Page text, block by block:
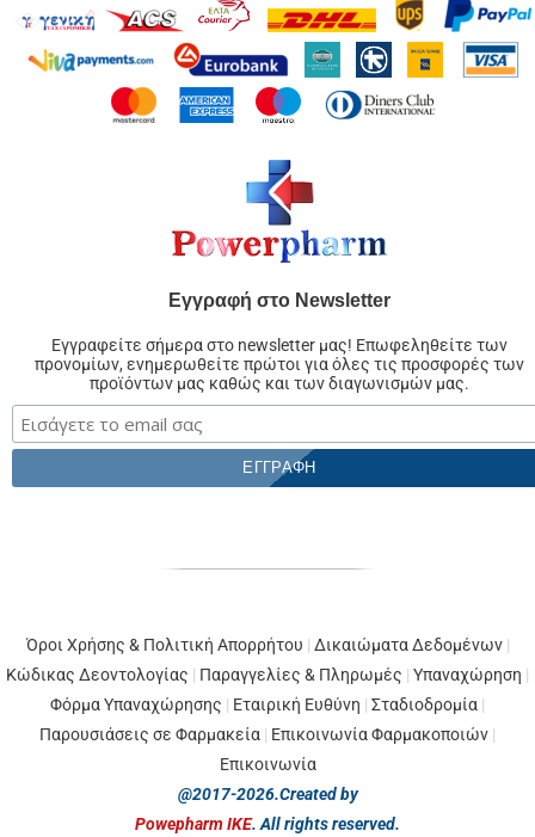
Εγγραφή στο Newsletter
Εγγραφείτε σήμερα στο newsletter μας! Επωφεληθείτε των
προνομίων, ενημερωθείτε πρώτοι για όλες τις προσφορές των
προϊόντων μας καθώς και των διαγωνισμών μας.
Όροι Χρήσης & Πολιτική Απορρήτου | Δικαιώματα Δεδομένων |
Κώδικας Δεοντολογίας | Παραγγελίες & Πληρωμές | Υπαναχώρηση |
Φόρμα Υπαναχώρησης | Εταιρική Ευθύνη | Σταδιοδρομία |
Παρουσιάσεις σε Φαρμακεία | Επικοινωνία Φαρμακοποιών |
Επικοινωνία
@2017-2026.Created by
Powepharm IKE. All rights reserved.